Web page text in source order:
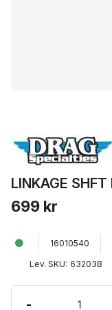
LINKAGE
699 kr
16010540
Lev. SKU: 63203B
-